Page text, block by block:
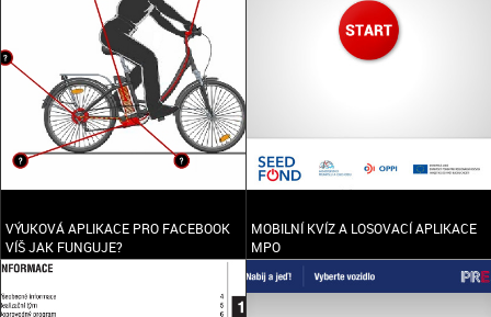
VÝUKOVÁ APLIKACE PRO FACEBOOK
VÍŠ JAK FUNGUJE?
MOBILNÍ KVÍZ A LOSOVACÍ APLIKACE
MPO